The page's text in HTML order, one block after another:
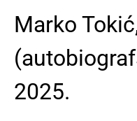
Marko
2025.